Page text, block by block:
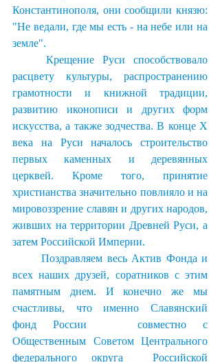
Константинополя, они сообщили князю:
"Не ведали, где мы есть - на небе или на
земле".
расцвету культуры, распространению
грамотности и книжной традиции,
развитию иконописи и других форм
искусства, а также зодчества. В конце Х
века на Руси началось строительство
первых каменных и деревянных
церквей. Кроме того, принятие
христианства значительно повлияло и на
мировоззрение славян и других народов,
живших на территории Древней Руси, а
затем Российской Империи.
	Поздравляем весь Актив Фонда и
всех наших друзей, соратников с этим
памятным днем. И конечно же мы
счастливы, что именно Славянский
фонд России   совместно с
Общественным Советом Центрального
федерального округа  Российской